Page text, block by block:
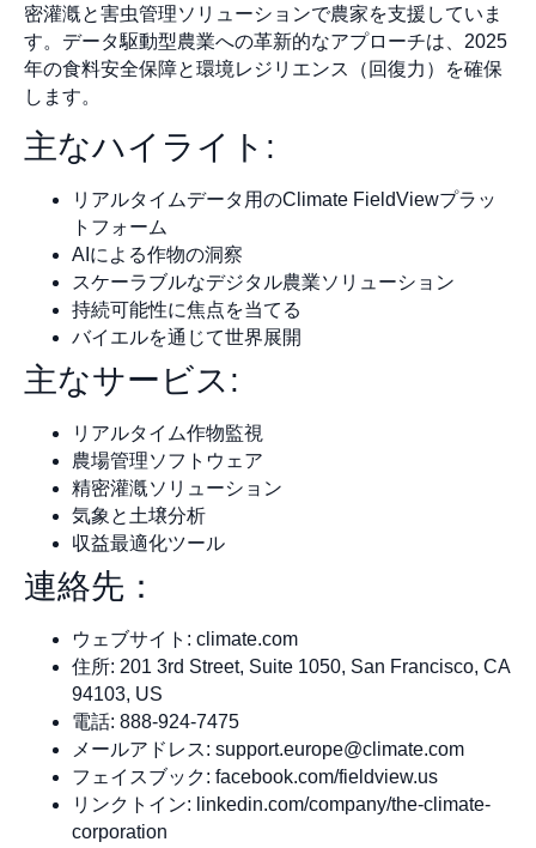
密灌漑と害虫管理ソリューションで農家を支援していま
す。データ駆動型農業への革新的なアプローチは、2025
年の食料安全保障と環境レジリエンス（回復力）を確保
します。
主なハイライト:
リアルタイムデータ用のClimate FieldViewプラッ
トフォーム
AIによる作物の洞察
スケーラブルなデジタル農業ソリューション
持続可能性に焦点を当てる
バイエルを通じて世界展開
主なサービス:
リアルタイム作物監視
農場管理ソフトウェア
精密灌漑ソリューション
気象と土壌分析
収益最適化ツール
連絡先：
ウェブサイト: climate.com
住所: 201 3rd Street, Suite 1050, San Francisco, CA
94103, US
電話: 888-924-7475
メールアドレス: support.europe@climate.com
フェイスブック: facebook.com/fieldview.us
リンクトイン: linkedin.com/company/the-climate-
corporation